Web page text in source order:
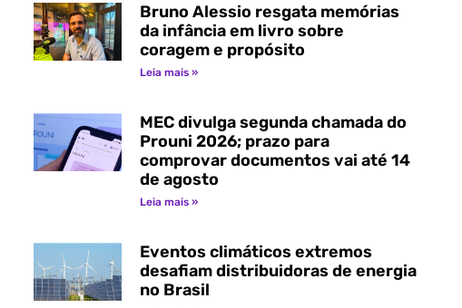
Bruno Alessio resgata memórias
da infância em livro sobre
coragem e propósito
Leia mais »
MEC divulga segunda chamada do
Prouni 2026; prazo para
comprovar documentos vai até 14
de agosto
Leia mais »
Eventos climáticos extremos
desafiam distribuidoras de energia
no Brasil